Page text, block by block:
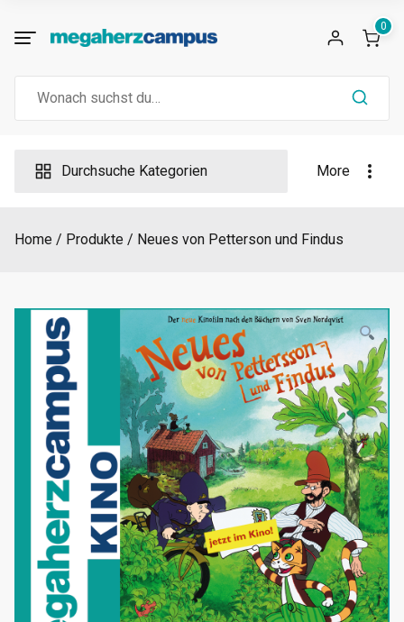
0
Durchsuche Kategorien More
Home Produkte Neues von Petterson und Findus